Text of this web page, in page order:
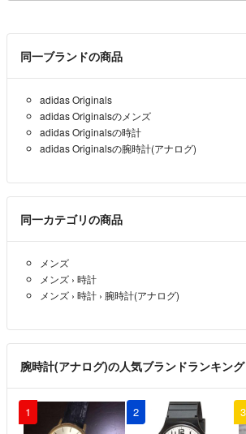
同一ブランドの商品
adidas Originals
adidas Originalsのメンズ
adidas Originalsの時計
adidas Originalsの腕時計(アナログ)
同一カテゴリの商品
メンズ
メンズ › 時計
メンズ › 時計 › 腕時計(アナログ)
腕時計(アナログ)の人気ブランドランキング
1 2 3